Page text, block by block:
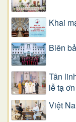
Khai
Biên
Tân
lễ tạ ơn
Việt